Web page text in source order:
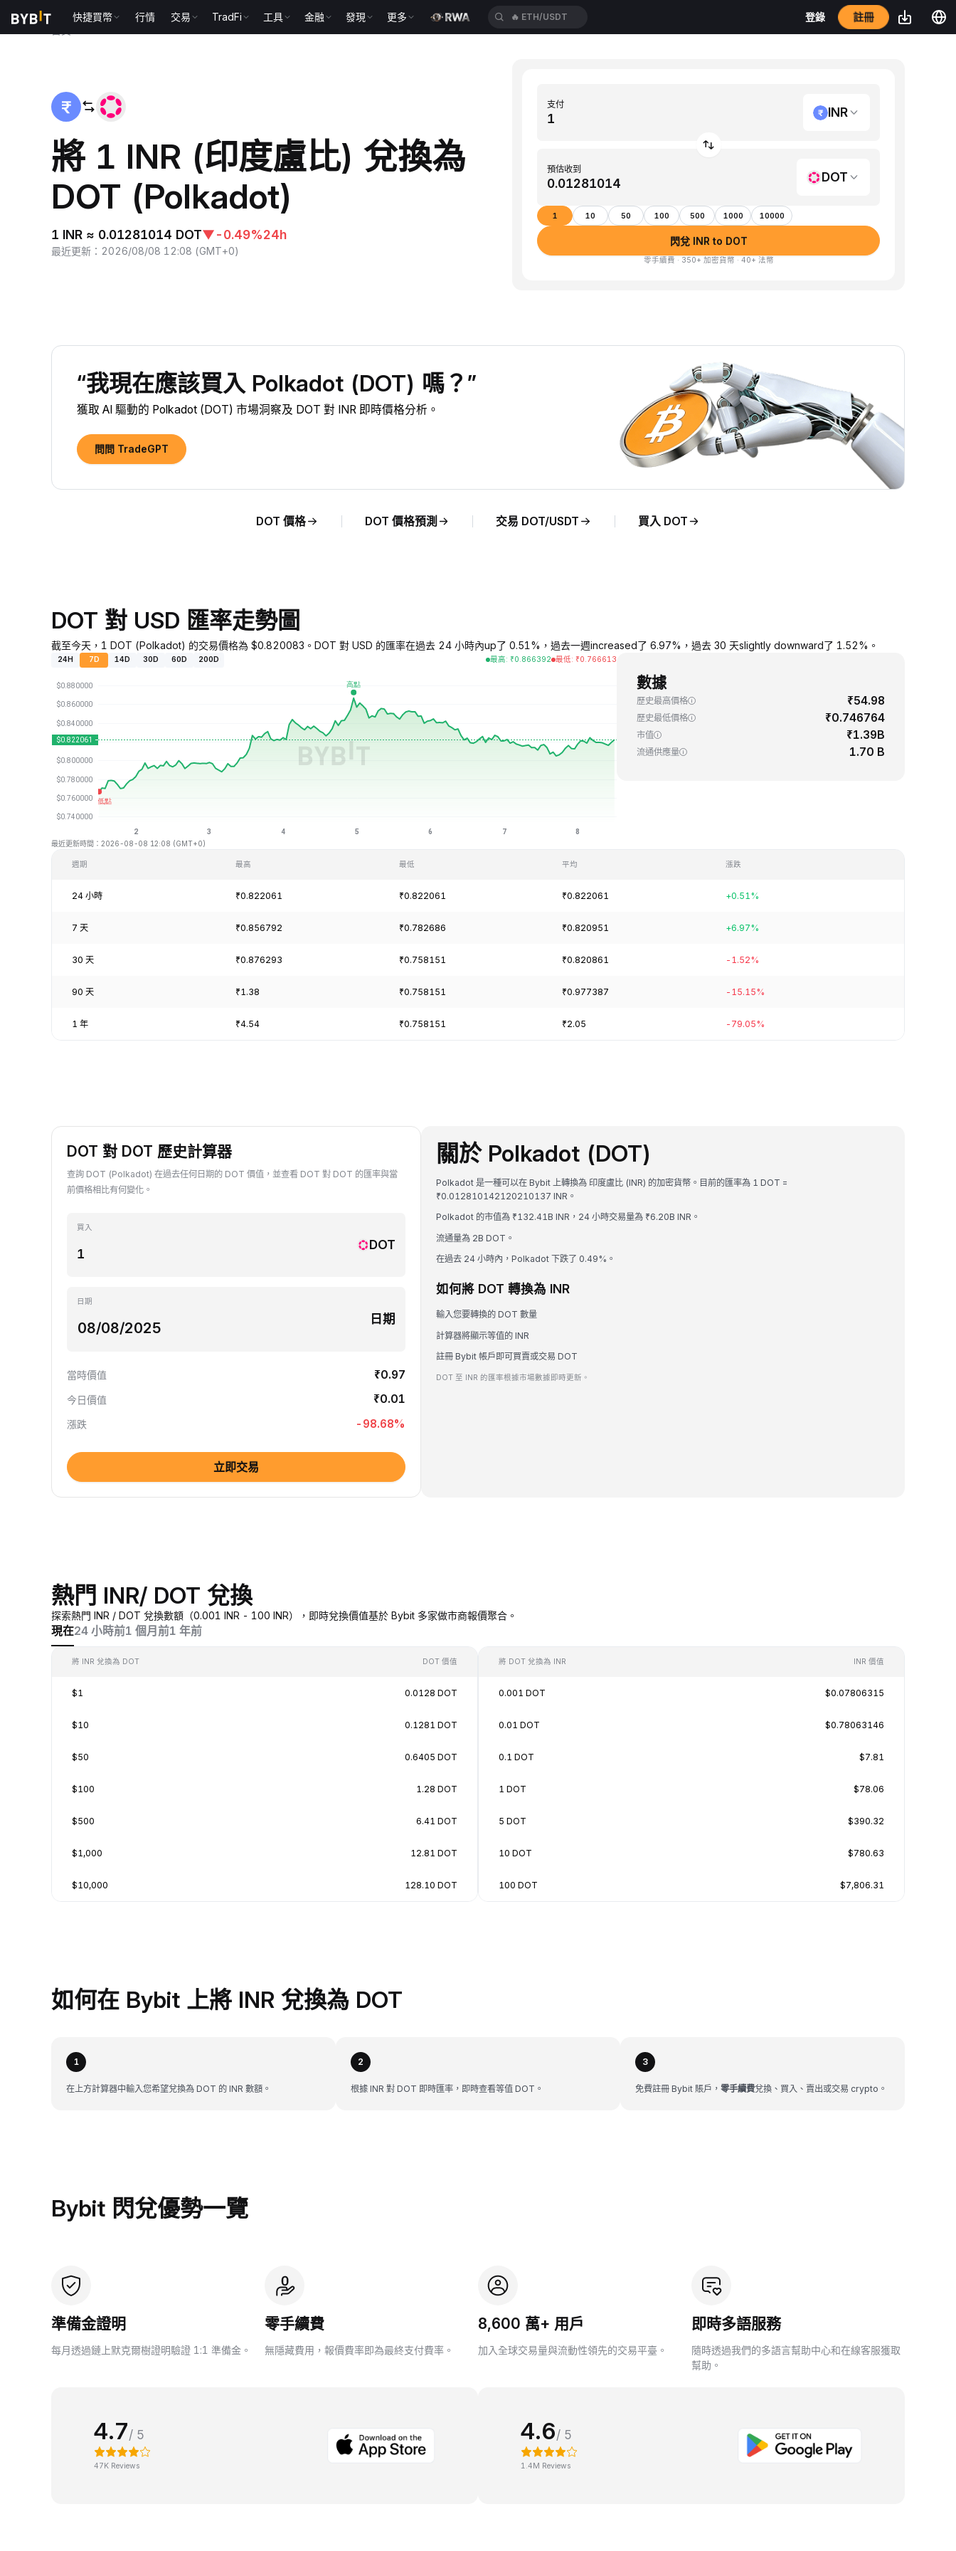
快捷買幣 行情 交易 TradFi 工具 金融 發現 更多 🔥 ETH/USDT 登錄 註冊
將 1 INR (印度盧比) 兌換為
DOT (Polkadot)
1 INR ≈ 0.01281014 DOT▼-0.49%24h
最近更新 ： 2026/08/08 12:08 (GMT+0)
支付
INR
預估收到
DOT
1 10 50 100 500 1000 10000
閃兌 INR to DOT
零手續費 · 350+ 加密貨幣 · 40+ 法幣
“我現在應該買入 Polkadot (DOT) 嗎？”
獲取 AI 驅動的 Polkadot (DOT) 市場洞察及 DOT 對 INR 即時價格分析。
問問 TradeGPT
DOT 價格 DOT 價格預測 交易 DOT/USDT 買入 DOT
DOT 對 USD 匯率走勢圖
截至今天，1 DOT (Polkadot) 的交易價格為 $0.820083。DOT 對 USD 的匯率在過去 24 小時內up了 0.51%，過去一週increased了 6.97%，過去 30 天slightly downward了 1.52%。
24H 7D 14D 30D 60D 200D 最高: ₹0.866392 最低: ₹0.766613
最近更新時間：2026-08-08 12:08 (GMT+0)
數據
歷史最高價格 ₹54.98
歷史最低價格 ₹0.746764
市值 ₹1.39B
流通供應量 1.70 B
週期 最高 最低 平均 漲跌
24 小時 ₹0.822061 ₹0.822061 ₹0.822061 +0.51%
7 天 ₹0.856792 ₹0.782686 ₹0.820951 +6.97%
30 天 ₹0.876293 ₹0.758151 ₹0.820861 -1.52%
90 天 ₹1.38 ₹0.758151 ₹0.977387 -15.15%
1 年 ₹4.54 ₹0.758151 ₹2.05 -79.05%
DOT 對 DOT 歷史計算器
查詢 DOT (Polkadot) 在過去任何日期的 DOT 價值，並查看 DOT 對 DOT 的匯率與當
前價格相比有何變化。
買入
DOT
日期
日期
當時價值 ₹0.97
今日價值 ₹0.01
漲跌 -98.68%
立即交易
關於 Polkadot (DOT)
Polkadot 是一種可以在 Bybit 上轉換為 印度盧比 (INR) 的加密貨幣。目前的匯率為 1 DOT =
₹0.012810142120210137 INR。
Polkadot 的市值為 ₹132.41B INR，24 小時交易量為 ₹6.20B INR。
流通量為 2B DOT。
在過去 24 小時內，Polkadot 下跌了 0.49%。
如何將 DOT 轉換為 INR
輸入您要轉換的 DOT 數量
計算器將顯示等值的 INR
註冊 Bybit 帳戶即可買賣或交易 DOT
DOT 至 INR 的匯率根據市場數據即時更新。
熱門 INR/ DOT 兌換
探索熱門 INR / DOT 兌換數額（0.001 INR - 100 INR），即時兌換價值基於 Bybit 多家做市商報價聚合。
現在24 小時前1 個月前1 年前
將 INR 兌換為 DOT DOT 價值
$1 0.0128 DOT
$10 0.1281 DOT
$50 0.6405 DOT
$100 1.28 DOT
$500 6.41 DOT
$1,000 12.81 DOT
$10,000 128.10 DOT
將 DOT 兌換為 INR INR 價值
0.001 DOT $0.07806315
0.01 DOT $0.78063146
0.1 DOT $7.81
1 DOT $78.06
5 DOT $390.32
10 DOT $780.63
100 DOT $7,806.31
如何在 Bybit 上將 INR 兌換為 DOT
1
在上方計算器中輸入您希望兌換為 DOT 的 INR 數額。
2
根據 INR 對 DOT 即時匯率，即時查看等值 DOT。
3
免費註冊 Bybit 賬戶， 零手續費兌換、買入、賣出或交易 crypto。
Bybit 閃兌優勢一覽
準備金證明
每月透過鏈上默克爾樹證明驗證 1:1 準備金。
零手續費
無隱藏費用，報價費率即為最終支付費率。
8,600 萬+ 用戶
加入全球交易量與流動性領先的交易平臺。
即時多語服務
隨時透過我們的多語言幫助中心和在線客服獲取
幫助。
4.7/ 5
47K Reviews
4.6/ 5
1.4M Reviews